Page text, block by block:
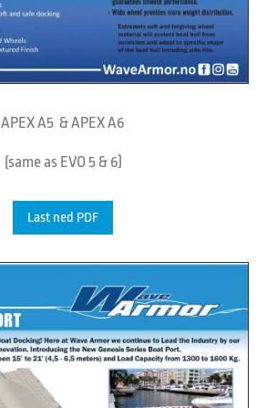
APEX A5 & APEX A6
(same as EVO 5 & 6)
Last ned PDF